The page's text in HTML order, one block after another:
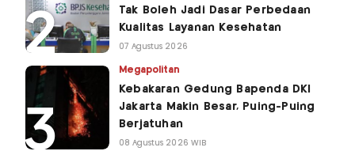
Tak Boleh Jadi Dasar Perbedaan
Kualitas Layanan Kesehatan
07 Agustus 2026
Megapolitan
Kebakaran Gedung Bapenda DKI
Jakarta Makin Besar, Puing-Puing
Berjatuhan
08 Agustus 2026 WIB